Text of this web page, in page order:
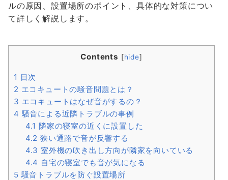
ルの原因、設置場所のポイント、具体的な対策につい
て詳しく解説します。
Contents [hide]
1 目次
2 エコキュートの騒音問題とは？
3 エコキュートはなぜ音がするの？
4 騒音による近隣トラブルの事例
4.1 隣家の寝室の近くに設置した
4.2 狭い通路で音が反響する
4.3 室外機の吹き出し方向が隣家を向いている
4.4 自宅の寝室でも音が気になる
5 騒音トラブルを防ぐ設置場所